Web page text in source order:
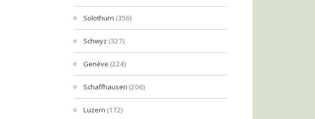
Solothurn (356)
Schwyz (327)
Genève (224)
Schaffhausen (206)
Luzern (172)